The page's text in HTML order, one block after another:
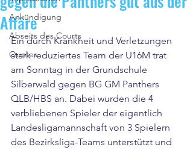
Ankündigung
Abseits des Courts
Quotes
Affäre
Ein durch Krankheit und Verletzungen
stark reduziertes Team der U16M trat
am Sonntag in der Grundschule
Silberwald gegen BG GM Panthers
QLB/HBS an. Dabei wurden die 4
verbliebenen Spieler der eigentlich
Landesligamannschaft von 3 Spielern
des Bezirksliga-Teams unterstützt und